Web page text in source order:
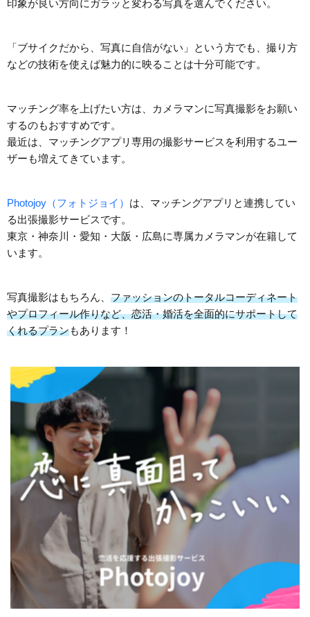
印象が良い方向にガラッと変わる写真を選んでください。
「ブサイクだから、写真に自信がない」という方でも、撮り方
などの技術を使えば魅力的に映ることは十分可能です。
マッチング率を上げたい方は、カメラマンに写真撮影をお願い
するのもおすすめです。
最近は、マッチングアプリ専用の撮影サービスを利用するユー
ザーも増えてきています。
Photojoy（フォトジョイ） は、マッチングアプリと連携してい
る出張撮影サービスです。
東京・神奈川・愛知・大阪・広島に専属カメラマンが在籍して
います。
写真撮影はもちろん、 ファッションのトータルコーディネート
やプロフィール作りなど、恋活・婚活を全面的にサポートして
くれるプランもあります！